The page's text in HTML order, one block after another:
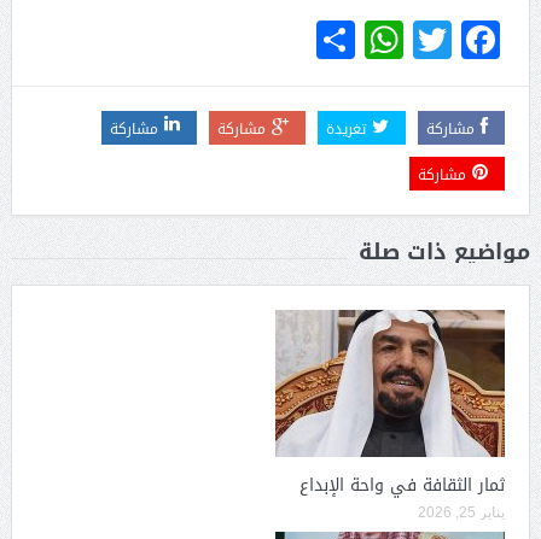
Facebook
Twitter
WhatsApp
Share
مشاركة تغريدة مشاركة
مشاركة
مشاركة
مواضيع ذات صلة
ثمار الثقافة في واحة الإبداع
يناير 25, 2026